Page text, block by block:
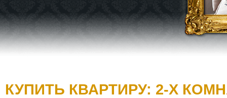
КУПИТЬ КВАРТИРУ: 2-Х